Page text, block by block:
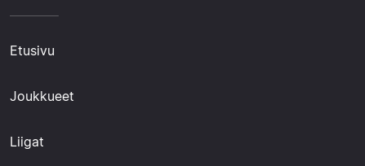
Etusivu
Joukkueet
Liigat